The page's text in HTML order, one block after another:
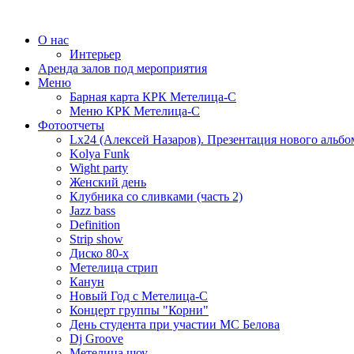
О нас
Интерьер
Аренда залов под мероприятия
Меню
Барная карта КРК Метелица-С
Меню КРК Метелица-С
Фотоотчеты
Lx24 (Алексей Назаров). Презентация нового
Kolya Funk
Wight party
Женский день
Клубника со сливками (часть 2)
Jazz bass
Definition
Strip show
Диско 80-х
Метелица стрип
Канун
Новый Год с Метелица-С
Концерт группы "Корни"
День студента при участии МС Белова
Dj Groove